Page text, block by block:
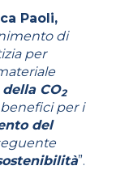
Paoli,
di
per
CO2
per i
del
”.